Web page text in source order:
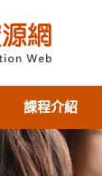
課程介紹